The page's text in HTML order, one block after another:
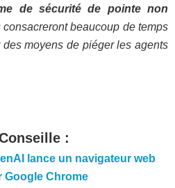
de sécurité de pointe non
consacreront beaucoup de temps
moyens de piéger les agents
:
lance un navigateur web
Google Chrome